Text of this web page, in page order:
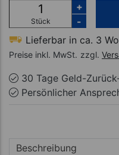
Stück
+
-
Lieferbar in ca. 3
Preise inkl. MwSt. zzgl.
30 Tage Geld-
Persönlicher
Beschreibung